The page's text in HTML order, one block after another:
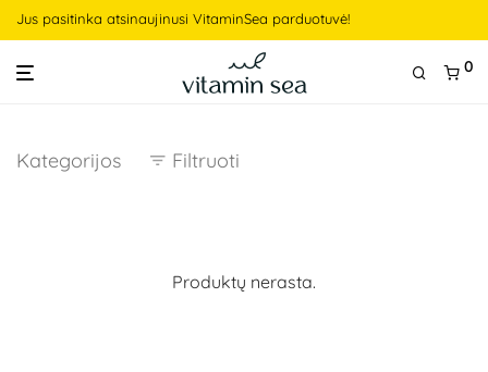
Jus pasitinka atsinaujinusi VitaminSea parduotuvė!
0
Kategorijos Filtruoti
Produktų nerasta.